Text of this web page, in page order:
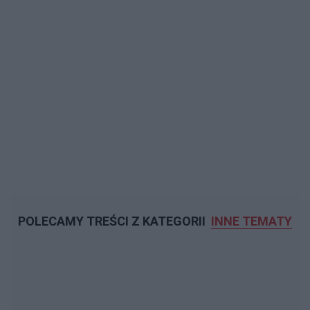
POLECAMY TREŚCI Z KATEGORII INNE TEMATY